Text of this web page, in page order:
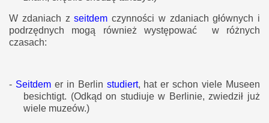
W zdaniach zseitdem czynności w zdaniach głównych i
podrzędnych mogą również występować w różnych
czasach:
- Seitdem er in Berlin studiert, hat er schon viele Museen
besichtigt. (Odkąd on studiuje w Berlinie, zwiedził już
wiele muzeów.)